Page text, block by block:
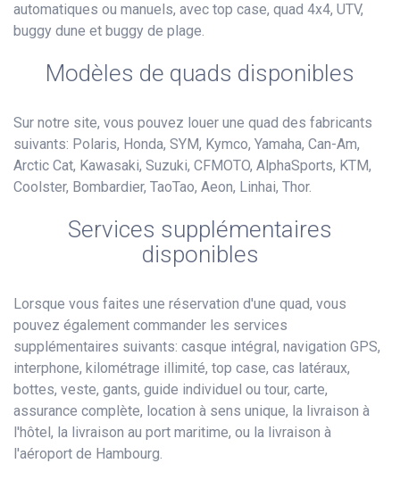
automatiques ou manuels, avec top case, quad 4x4, UTV,
buggy dune et buggy de plage.
Modèles de quads disponibles
Sur notre site, vous pouvez louer une quad des fabricants
suivants: Polaris, Honda, SYM, Kymco, Yamaha, Can-Am,
Arctic Cat, Kawasaki, Suzuki, CFMOTO, AlphaSports, KTM,
Coolster, Bombardier, TaoTao, Aeon, Linhai, Thor.
Services supplémentaires
disponibles
Lorsque vous faites une réservation d'une quad, vous
pouvez également commander les services
supplémentaires suivants: casque intégral, navigation GPS,
interphone, kilométrage illimité, top case, cas latéraux,
bottes, veste, gants, guide individuel ou tour, carte,
assurance complète, location à sens unique, la livraison à
l'hôtel, la livraison au port maritime, ou la livraison à
l'aéroport de Hambourg.